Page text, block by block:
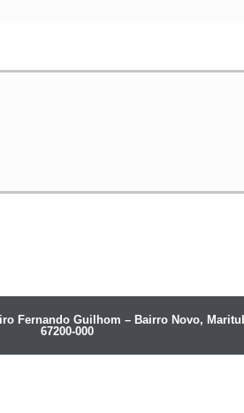
Fernando Guilhom – Bairro Novo,
67200-000